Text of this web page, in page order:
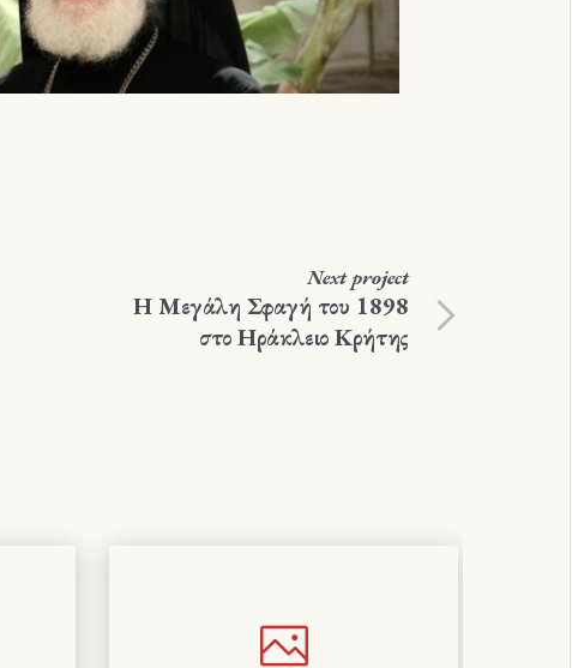
Nextproject
Η Μεγάλη Σφαγή του 1898
στο Ηράκλειο Κρήτης